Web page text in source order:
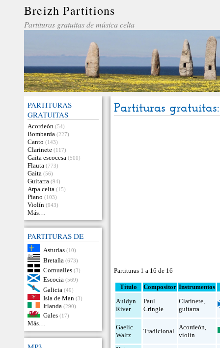
Breizh Partitions
Partituras gratuitas de música celta
PARTITURAS
GRATUITAS
Acordeón (54)
Bombarda (227)
Canto (143)
Clarinete (117)
Gaita escocesa (500)
Flauta (773)
Gaita (56)
Guitarra (94)
Arpa celta (15)
Piano (103)
Violín (943)
Más…
PARTITURAS DE
Asturias (10)
Bretaña (673)
Cornualles (3)
Escocia (569)
Galicia (49)
Isla de Man (3)
Irlanda (290)
Gales (17)
Más…
Partituras
Partituras 1 a 16 de 16
Título Compositor Instrumentos
Auldyn
River
Paul
Cringle
Clarinete,
guitarra
Gaelic
Waltz
Tradicional
Acordeón,
violín